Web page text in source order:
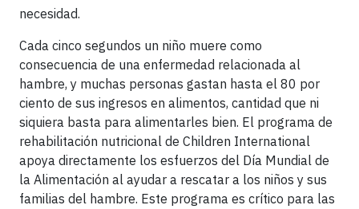
necesidad.
Cada cinco segundos un niño muere como
consecuencia de una enfermedad relacionada al
hambre, y muchas personas gastan hasta el 80 por
ciento de sus ingresos en alimentos, cantidad que ni
siquiera basta para alimentarles bien. El programa de
rehabilitación nutricional de Children International
apoya directamente los esfuerzos del Día Mundial de
la Alimentación al ayudar a rescatar a los niños y sus
familias del hambre. Este programa es crítico para las